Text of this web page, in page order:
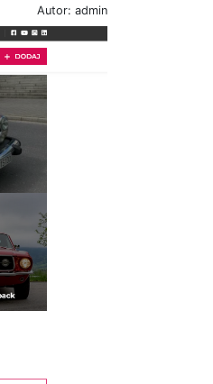
Autor: admin